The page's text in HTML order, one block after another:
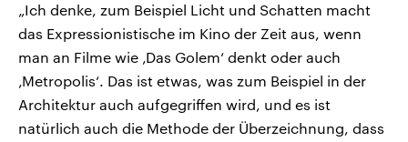
„Ich denke, zum Beispiel Licht und Schatten macht
das Expressionistische im Kino der Zeit aus, wenn
man an Filme wie ‚Das Golem‘ denkt oder auch
‚Metropolis‘. Das ist etwas, was zum Beispiel in der
Architektur auch aufgegriffen wird, und es ist
natürlich auch die Methode der Überzeichnung, dass